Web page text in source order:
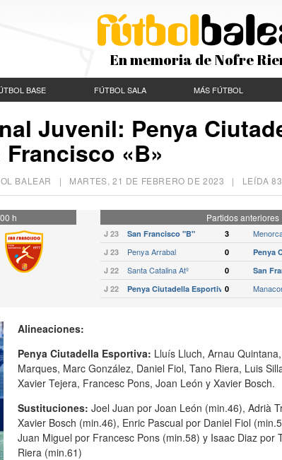
En memoria de Nofre
BASE FÚTBOL SALA MÁS FÚTBOL
Juvenil: Penya
«B»
BALEAR | MARTES, 21 DE FEBRERO DE 2023 | LEÍDA
h Partidos anteriores
J 23 San Francisco "B" 3
J 23
Penya Arrabal 0 Penya
J 22
Santa Catalina Atº 0 San
J 22
Penya Ciutadella Esportiva0
Alineaciones:
Penya Ciutadella Esportiva: Lluís Lluch, Arnau
Marques, Marc González, Daniel Fiol, Tano Riera, Luis
Xavier Tejera, Francesc Pons, Joan León y Xavier Bosch.
Sustituciones: Joel Juan por Joan León (min.46), Adrià
Xavier Bosch (min.46), Enric Pascual por Daniel Fiol
Juan Miguel por Francesc Pons (min.58) y Isaac Diaz por
Riera (min.61)